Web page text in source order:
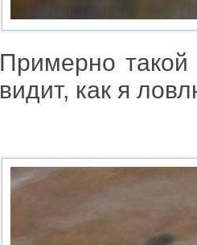
Примерно такой
видит, как я